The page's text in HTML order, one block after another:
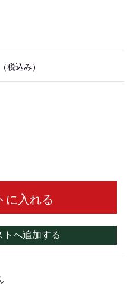
（税込み）
に入れる
トへ追加する